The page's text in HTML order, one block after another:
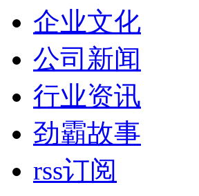
企业文化
公司新闻
行业资讯
劲霸故事
rss订阅